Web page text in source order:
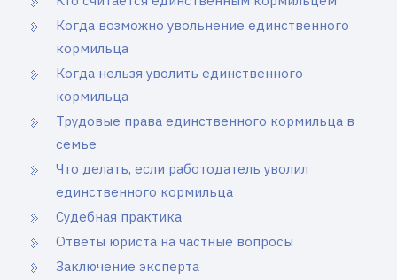
Когда возможно увольнение единственного
кормильца
Когда нельзя уволить единственного
кормильца
Трудовые права единственного кормильца в
семье
Что делать, если работодатель уволил
единственного кормильца
Судебная практика
Ответы юриста на частные вопросы
Заключение эксперта